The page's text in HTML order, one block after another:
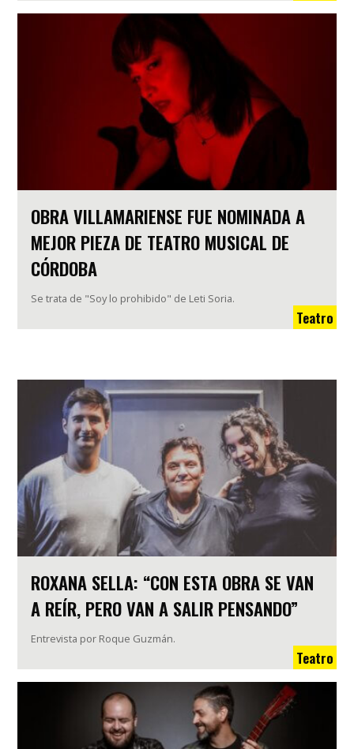
OBRA VILLAMARIENSE FUE NOMINADA A
MEJOR PIEZA DE TEATRO MUSICAL DE
CÓRDOBA
Se trata de "Soy lo prohibido" de Leti Soria.
Teatro
ROXANA SELLA: “CON ESTA OBRA SE VAN
A REÍR, PERO VAN A SALIR PENSANDO”
Entrevista por Roque Guzmán.
Teatro